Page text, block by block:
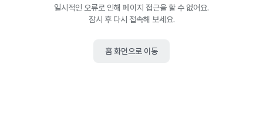
일시적인 오류로 인해 페이지 접근을 할 수 없어요.
잠시 후 다시 접속해 보세요.
홈 화면으로 이동